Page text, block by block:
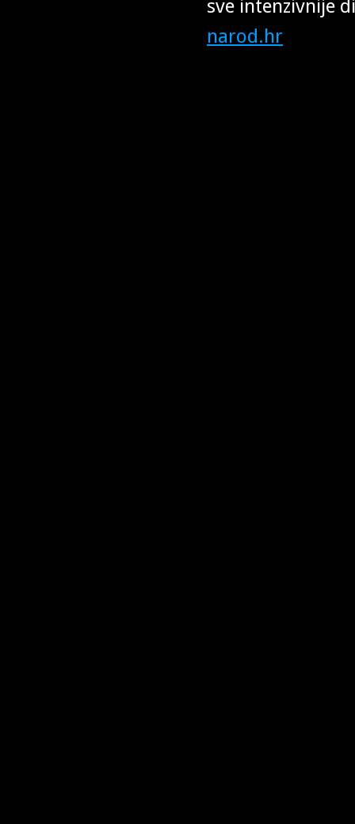
sve intenzivnije
narod.hr